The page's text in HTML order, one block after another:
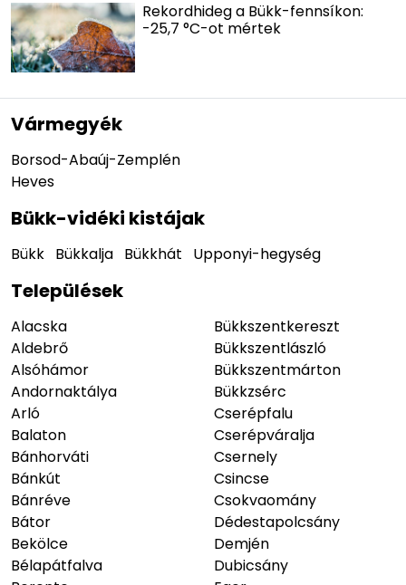
Rekordhideg a Bükk-fennsíkon:
-25,7 °C-ot mértek
Vármegyék
Borsod-Abaúj-Zemplén
Heves
Bükk-vidéki kistájak
Bükk Bükkalja Bükkhát Upponyi-hegység
Települések
Alacska
Aldebrő
Alsóhámor
Andornaktálya
Arló
Balaton
Bánhorváti
Bánkút
Bánréve
Bátor
Bekölce
Bélapátfalva
Bükkszentkereszt
Bükkszentlászló
Bükkszentmárton
Bükkzsérc
Cserépfalu
Cserépváralja
Csernely
Csincse
Csokvaomány
Dédestapolcsány
Demjén
Dubicsány